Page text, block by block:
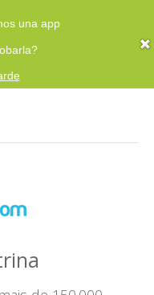
una app